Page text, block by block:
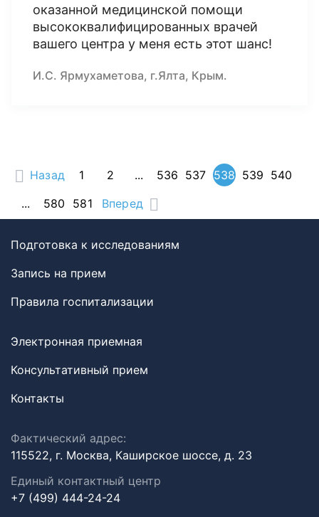
оказанной медицинской помощи
высококвалифицированных врачей
вашего центра у меня есть этот шанс!
И.С. Ярмухаметова, г.Ялта, Крым.
Назад 1 2 ... 536 537 538 539 540
...
580 581 Вперед
Подготовка к исследованиям
Запись на прием
Правила госпитализации
Электронная приемная
Консультативный прием
Контакты
Фактический адрес:
115522, г. Москва, Каширское шоссе, д. 23
Единый контактный центр
+7 (499) 444-24-24